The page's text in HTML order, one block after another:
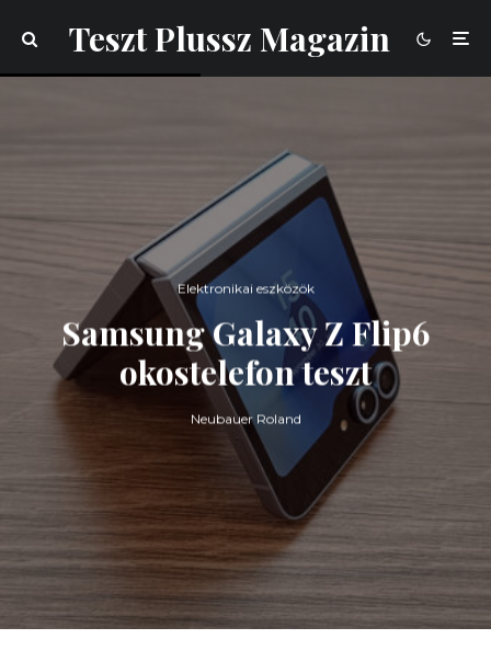
Teszt Plussz Magazin
Elektronikai eszközök
Samsung Galaxy Z Flip6
okostelefon teszt
Neubauer Roland